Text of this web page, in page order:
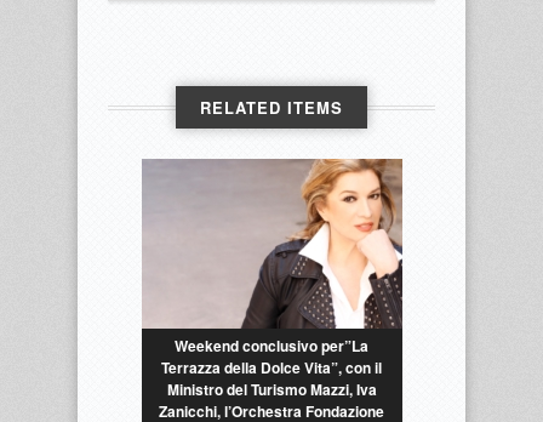
RELATED ITEMS
Weekend conclusivo per”La
Terrazza della Dolce Vita”, con il
Ministro del Turismo Mazzi, Iva
Zanicchi, l’Orchestra Fondazione